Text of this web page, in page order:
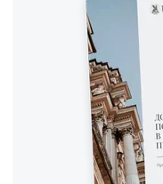
м. «Площадь
Вы можете заказать
Наш курьер
городе.Стоимость
согласовываются с